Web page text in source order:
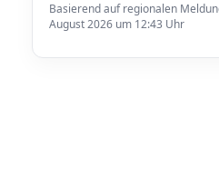
Basierend auf regionalen
August 2026 um 12:43 Uhr